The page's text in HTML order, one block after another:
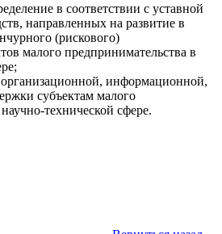
в соответствии с уставной
направленных на развитие в
(рискового)
малого предпринимательства в
информационной,
субъектам малого
технической сфере.